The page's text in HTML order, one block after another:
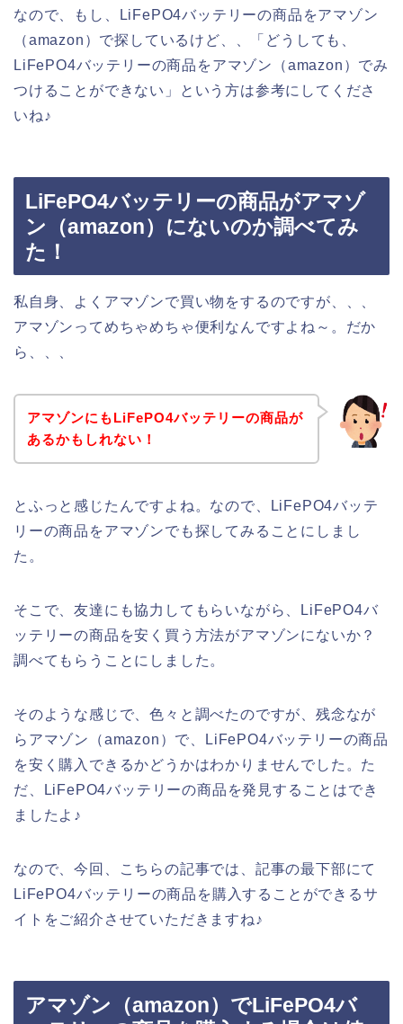
なので、もし、LiFePO4バッテリーの商品をアマゾン
（amazon）で探しているけど、、「どうしても、
LiFePO4バッテリーの商品をアマゾン（amazon）でみ
つけることができない」という方は参考にしてくださ
いね♪
LiFePO4バッテリーの商品がアマゾ
ン（amazon）にないのか調べてみ
た！
私自身、よくアマゾンで買い物をするのですが、、、
アマゾンってめちゃめちゃ便利なんですよね～。だか
ら、、、
アマゾンにもLiFePO4バッテリーの商品が
あるかもしれない！
とふっと感じたんですよね。なので、LiFePO4バッテ
リーの商品をアマゾンでも探してみることにしまし
た。
そこで、友達にも協力してもらいながら、LiFePO4バ
ッテリーの商品を安く買う方法がアマゾンにないか？
調べてもらうことにしました。
そのような感じで、色々と調べたのですが、残念なが
らアマゾン（amazon）で、LiFePO4バッテリーの商品
を安く購入できるかどうかはわかりませんでした。た
だ、LiFePO4バッテリーの商品を発見することはでき
ましたよ♪
なので、今回、こちらの記事では、記事の最下部にて
LiFePO4バッテリーの商品を購入することができるサ
イトをご紹介させていただきますね♪
アマゾン（amazon）でLiFePO4バ